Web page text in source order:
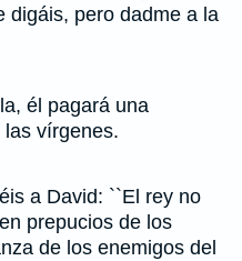
digáis, pero dadme a la
él pagará una
vírgenes.
a David: ``El rey no
prepucios de los
de los enemigos del